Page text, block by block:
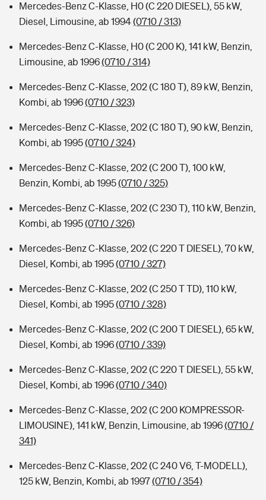
Mercedes-Benz C-Klasse, H0 (C 220 DIESEL), 55 kW,
Diesel, Limousine, ab 1994(0710 / 313)
Mercedes-Benz C-Klasse, H0 (C 200 K), 141 kW, Benzin,
Limousine, ab 1996(0710 / 314)
Mercedes-Benz C-Klasse, 202 (C 180 T), 89 kW, Benzin,
Kombi, ab 1996(0710 / 323)
Mercedes-Benz C-Klasse, 202 (C 180 T), 90 kW, Benzin,
Kombi, ab 1995(0710 / 324)
Mercedes-Benz C-Klasse, 202 (C 200 T), 100 kW,
Benzin, Kombi, ab 1995(0710 / 325)
Mercedes-Benz C-Klasse, 202 (C 230 T), 110 kW, Benzin,
Kombi, ab 1995(0710 / 326)
Mercedes-Benz C-Klasse, 202 (C 220 T DIESEL), 70 kW,
Diesel, Kombi, ab 1995(0710 / 327)
Mercedes-Benz C-Klasse, 202 (C 250 T TD), 110 kW,
Diesel, Kombi, ab 1995(0710 / 328)
Mercedes-Benz C-Klasse, 202 (C 200 T DIESEL), 65 kW,
Diesel, Kombi, ab 1996(0710 / 339)
Mercedes-Benz C-Klasse, 202 (C 220 T DIESEL), 55 kW,
Diesel, Kombi, ab 1996(0710 / 340)
Mercedes-Benz C-Klasse, 202 (C 200 KOMPRESSOR-
LIMOUSINE), 141 kW, Benzin, Limousine, ab 1996(0710 /
341)
Mercedes-Benz C-Klasse, 202 (C 240 V6, T-MODELL),
125 kW, Benzin, Kombi, ab 1997(0710 / 354)